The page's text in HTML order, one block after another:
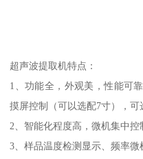
超声波提取机特点：
1、功能全，外观美，性能可
摸屏控制（可以选配7寸），可
2、智能化程度高，微机集中
3、样品温度检测显示、频率微